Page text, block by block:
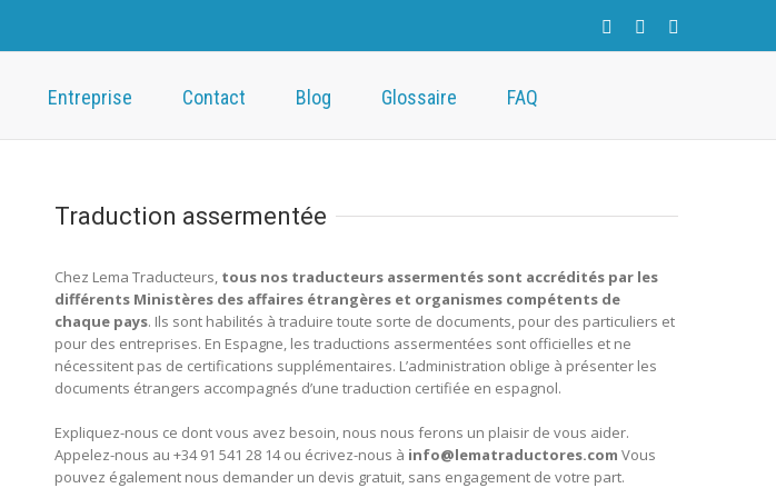
Entreprise Contact Blog Glossaire FAQ
Traduction assermentée
Chez Lema Traducteurs, tous nos traducteurs assermentés sont accrédités par les
différents Ministères des affaires étrangères et organismes compétents de
chaque pays. Ils sont habilités à traduire toute sorte de documents, pour des particuliers et
pour des entreprises. En Espagne, les traductions assermentées sont officielles et ne
nécessitent pas de certifications supplémentaires. L’administration oblige à présenter les
documents étrangers accompagnés d’une traduction certifiée en espagnol.
Expliquez-nous ce dont vous avez besoin, nous nous ferons un plaisir de vous aider.
Appelez-nous au +34 91 541 28 14 ou écrivez-nous à info@lematraductores.com Vous
pouvez également nous demander un devis gratuit, sans engagement de votre part.